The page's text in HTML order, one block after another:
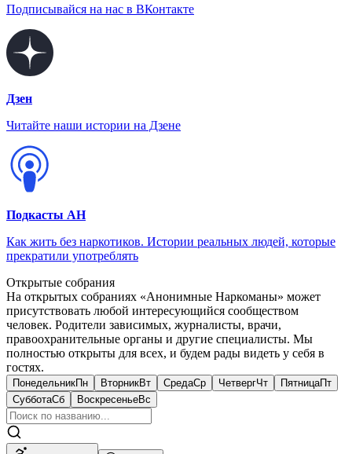
Подписывайся на нас в ВКонтакте
Дзен
Читайте наши истории на Дзене
Подкасты АН
Как жить без наркотиков. Истории реальных людей, которые
прекратили употреблять
Открытые собрания
На открытых собраниях «Анонимные Наркоманы» может
присутствовать любой интересующийся сообществом
человек. Родители зависимых, журналисты, врачи,
правоохранительные органы и другие специалисты. Мы
полностью открыты для всех, и будем рады видеть у себя в
гостях.
ПонедельникПн ВторникВт СредаСр ЧетвергЧт ПятницаПт
СубботаСб ВоскресеньеВс